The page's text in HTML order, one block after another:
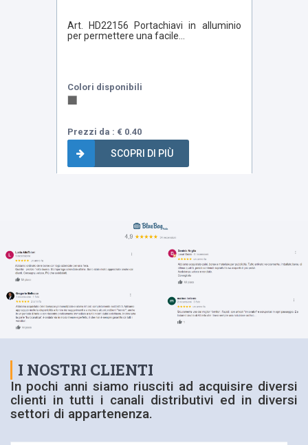
Art. HD22156 Portachiavi in alluminio
per permettere una facile...
Colori disponibili
Prezzi da : € 0.40
SCOPRI DI PIÙ
I NOSTRI CLIENTI
In pochi anni siamo riusciti ad acquisire diversi
clienti in tutti i canali distributivi ed in diversi
settori di appartenenza.